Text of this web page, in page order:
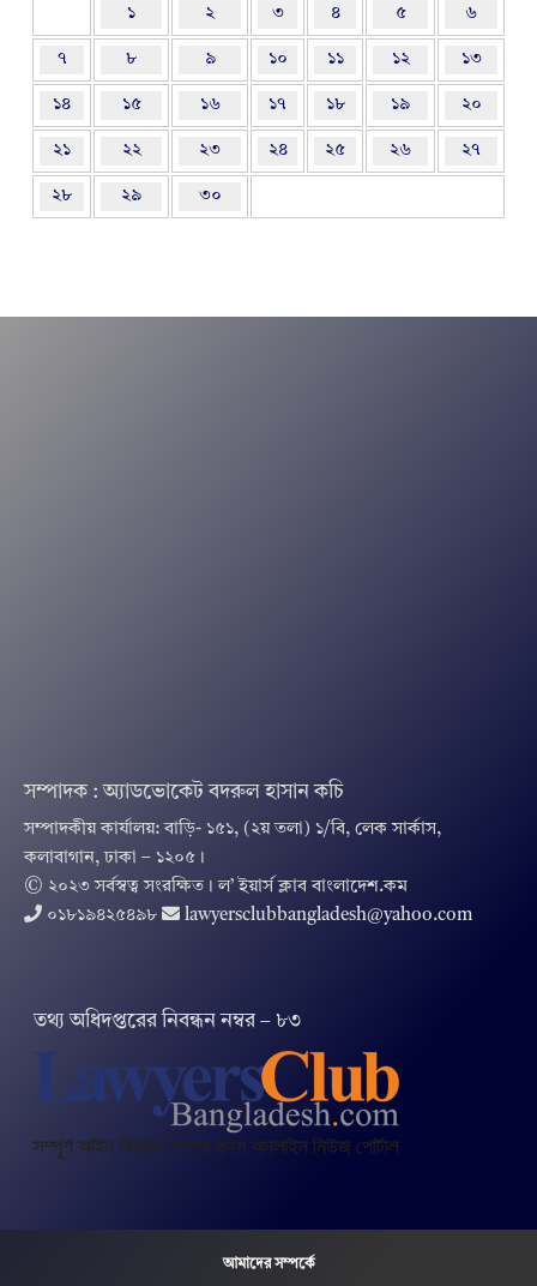
১ ২ ৩ ৪ ৫ ৬
৭ ৮ ৯ ১০ ১১ ১২ ১৩
১৪ ১৫ ১৬ ১৭ ১৮ ১৯ ২০
২১ ২২ ২৩ ২৪ ২৫ ২৬ ২৭
২৮ ২৯ ৩০
সম্পাদক : অ্যাডভোকেট বদরুল হাসান কচি
সম্পাদকীয় কার্যালয়: বাড়ি- ১৫১, (২য় তলা) ১/বি, লেক সার্কাস,
কলাবাগান, ঢাকা – ১২০৫।
© ২০২৩ সর্বস্বত্ব সংরক্ষিত । ল’ ইয়ার্স ক্লাব বাংলাদেশ.কম
০১৮১৯৪২৫৪৯৮
lawyersclubbangladesh@yahoo.com
তথ‌্য অ‌ধিদপ্ত‌রের নিবন্ধন নম্বর – ৮৩
আমাদের সম্পর্কে